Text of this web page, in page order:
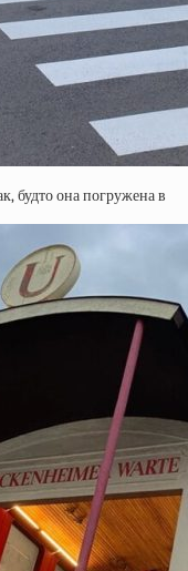
будто она погружена в